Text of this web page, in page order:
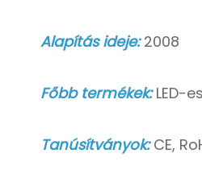
Alapítás ideje:2008
Főbb termékek:LED-
Tanúsítványok:CE,